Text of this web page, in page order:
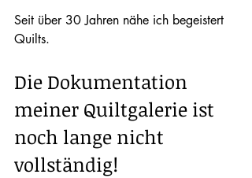
Seit über 30 Jahren nähe ich begeistert
Quilts.
Die Dokumentation
meiner Quiltgalerie ist
noch lange nicht
vollständig!